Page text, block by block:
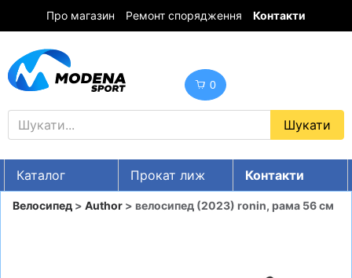
Про магазин Ремонт спорядження Контакти
0
Каталог Прокат лиж
Контакти
UA RU EN
Велосипед > Author > велосипед (2023) ronin, рама 56 см